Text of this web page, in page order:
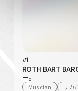
#1
ROTH BART
ー。
Musician
リカ